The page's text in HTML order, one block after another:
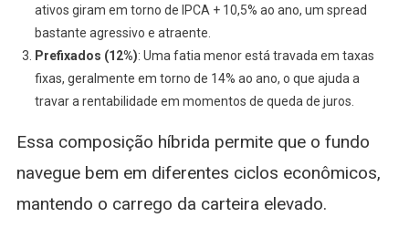
ativos giram em torno de IPCA + 10,5% ao ano, um spread
bastante agressivo e atraente.
Prefixados (12%): Uma fatia menor está travada em taxas
fixas, geralmente em torno de 14% ao ano, o que ajuda a
travar a rentabilidade em momentos de queda de juros.
Essa composição híbrida permite que o fundo
navegue bem em diferentes ciclos econômicos,
mantendo o carrego da carteira elevado.